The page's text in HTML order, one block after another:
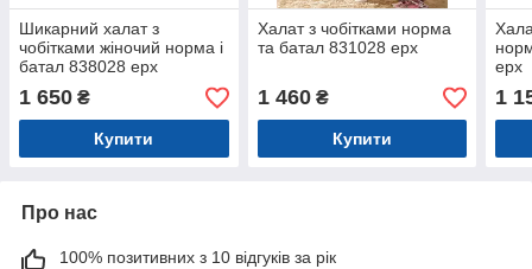
Шикарний халат з
чобітками жіночий норма і
батал 838028 ерх
1 650 ₴
Купити
Халат з чобітками норма
та батал 831028 ерх
1 460₴
Купити
ерх
1
Про нас
100% позитивних з 10 відгуків за рік